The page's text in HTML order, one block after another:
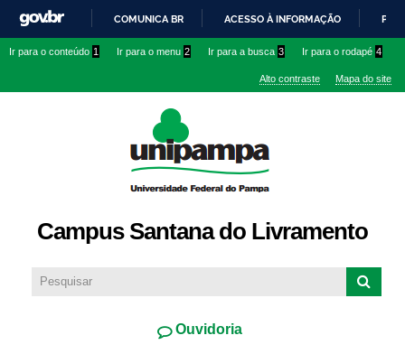
conteúdo
IR
O
COMUNICA BR ACESSO À INFORMAÇÃO
Ir para o conteúdo 1 Ir para o menu 2 Ir para a busca 3 Ir para o rodapé 4
Alto contraste Mapa do site
Campus Santana do Livramento
Ouvidoria